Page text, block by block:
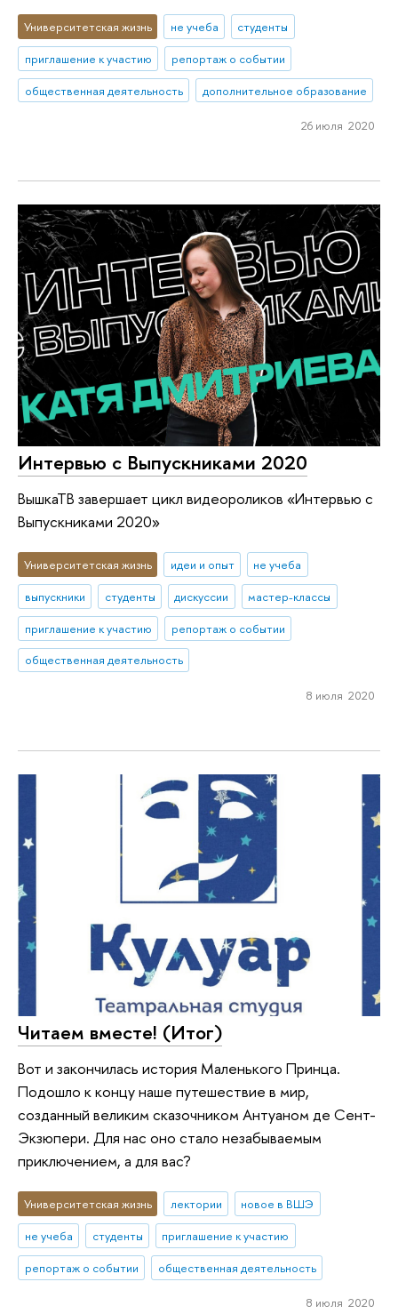
Университетская жизнь не учеба
студенты
приглашение к участию
репортаж о событии
общественная деятельность
дополнительное образование
26 июля 2020
Интервью с Выпускниками 2020
ВышкаТВ завершает цикл видеороликов «Интервью с
Выпускниками 2020»
Университетская жизнь идеи и опыт
не учеба
выпускники
студенты дискуссии
мастер-классы
приглашение к участию
репортаж о событии
общественная деятельность
8 июля 2020
Читаем вместе! (Итог)
Вот и закончилась история Маленького Принца.
Подошло к концу наше путешествие в мир,
созданный великим сказочником Антуаном де Сент-
Экзюпери. Для нас оно стало незабываемым
приключением, а для вас?
Университетская жизнь лектории
новое в ВШЭ
не учеба
студенты
приглашение к участию
репортаж о событии
общественная деятельность
8 июля 2020